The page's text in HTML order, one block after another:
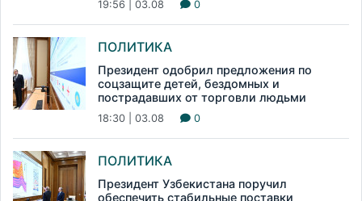
19:56 | 03.08 0
ПОЛИТИКА
Президент одобрил предложения по
соцзащите детей, бездомных и
пострадавших от торговли людьми
18:30 | 03.08 0
ПОЛИТИКА
Президент Узбекистана поручил
обеспечить стабильные поставки